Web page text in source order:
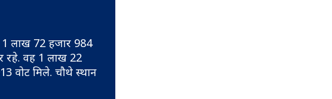
लाख 72 हजार 984
रहे. वह 1 लाख 22
वोट मिले. चौथे स्थान